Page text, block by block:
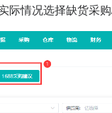
际情况选择缺货采